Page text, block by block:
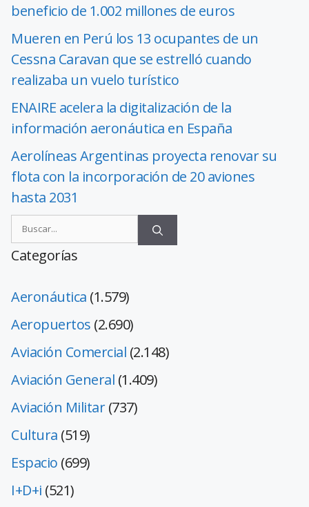
beneficio de 1.002 millones de euros
Mueren en Perú los 13 ocupantes de un
Cessna Caravan que se estrelló cuando
realizaba un vuelo turístico
ENAIRE acelera la digitalización de la
información aeronáutica en España
Aerolíneas Argentinas proyecta renovar su
flota con la incorporación de 20 aviones
hasta 2031
Categorías
Aeronáutica (1.579)
Aeropuertos (2.690)
Aviación Comercial (2.148)
Aviación General (1.409)
Aviación Militar(737)
Cultura (519)
Espacio (699)
I+D+i (521)